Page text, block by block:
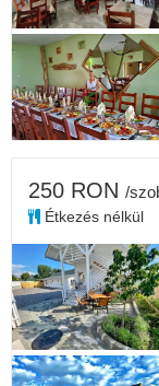
250 RON /
Étkezés nélkül